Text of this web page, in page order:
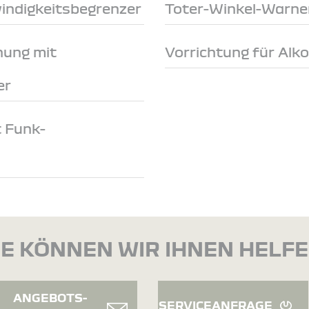
Toter-Winkel-
mit Vorrichtung für
Funk-
KÖNNEN WIR IHNEN
ANGEBOTS-
SERVICEANFRAGE